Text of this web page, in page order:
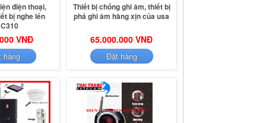
điện thoại,
bị nghe lén
VNĐ
hàng
Thiết bị chống ghi âm, thiết bị
phá ghi âm hàng xịn của usa
65.000.000 VNĐ
Đặt hàng